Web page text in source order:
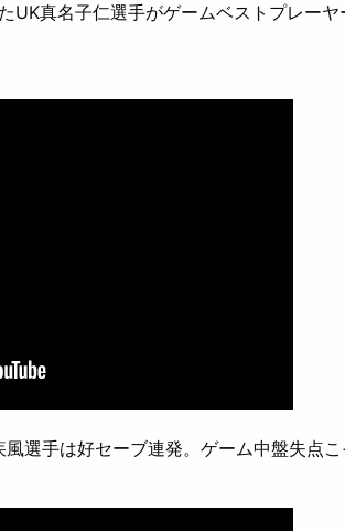
UK真名子仁選手がゲームベストプレー
選手は好セーブ連発。ゲーム中盤失点